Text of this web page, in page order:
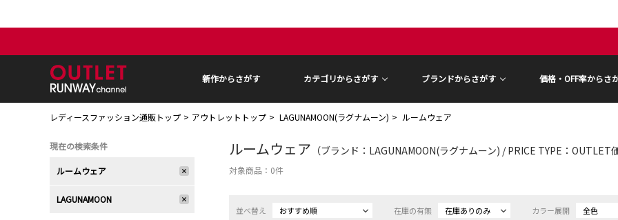
新作からさがす カテゴリからさがす ブランドからさがす 価格・OFF率からさ
レディースファッション通販トップ アウトレットトップ LAGUNAMOON(ラグナムーン) ルームウェア
ルームウェア （ブランド：LAGUNAMOON(ラグナムーン) / PRICE TYPE：OUTLET価
対象商品： 0件
並べ替え おすすめ順 在庫の有無 在庫ありのみ カラー展開 全色
現在の検索条件
ルームウェア
LAGUNAMOON